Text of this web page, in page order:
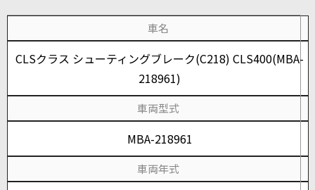
車名
CLSクラス シューティングブレーク(C218) CLS400(MBA-
218961)
車両型式
MBA-218961
車両年式